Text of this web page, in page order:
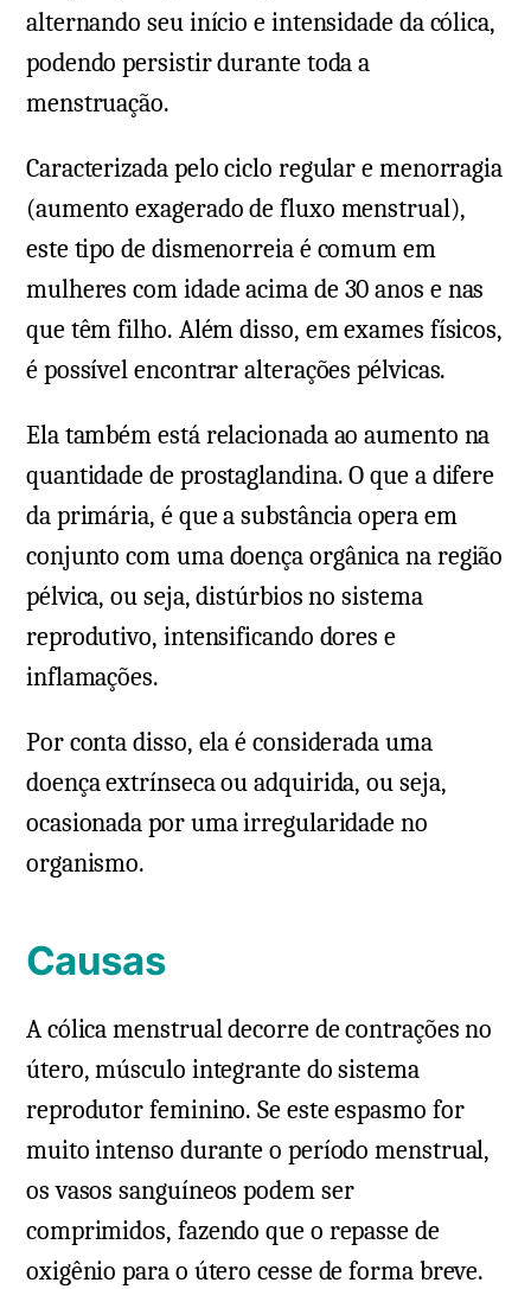
alternando seu início e intensidade da cólica,
podendo persistir durante toda a
menstruação.
Caracterizada pelo ciclo regular e menorragia
(aumento exagerado de fluxo menstrual),
este tipo de dismenorreia é comum em
mulheres com idade acima de 30 anos e nas
que têm filho. Além disso, em exames físicos,
é possível encontrar alterações pélvicas.
Ela também está relacionada ao aumento na
quantidade de prostaglandina. O que a difere
da primária, é que a substância opera em
conjunto com uma doença orgânica na região
pélvica, ou seja, distúrbios no sistema
reprodutivo, intensificando dores e
inflamações.
Por conta disso, ela é considerada uma
doença extrínseca ou adquirida, ou seja,
ocasionada por uma irregularidade no
organismo.
Causas
A cólica menstrual decorre de contrações no
útero, músculo integrante do sistema
reprodutor feminino. Se este espasmo for
muito intenso durante o período menstrual,
os vasos sanguíneos podem ser
comprimidos, fazendo que o repasse de
oxigênio para o útero cesse de forma breve.